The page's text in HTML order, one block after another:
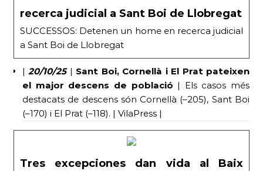
recerca judicial a Sant Boi de Llobregat
SUCCESSOS: Detenen un home en recerca judicial
a Sant Boi de Llobregat
|20/10/25| Sant Boi, Cornellà i El Prat pateixen
el major descens de població | Els casos més
destacats de descens són Cornellà (–205), Sant Boi
(–170) i El Prat (–118). | VilaPress |
Tres excepciones dan vida al Baix